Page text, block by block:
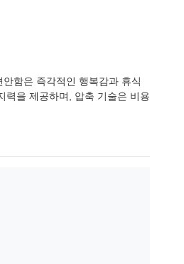
함은 즉각적인 행복감과 휴식
력을 제공하며, 압축 기술은 비용